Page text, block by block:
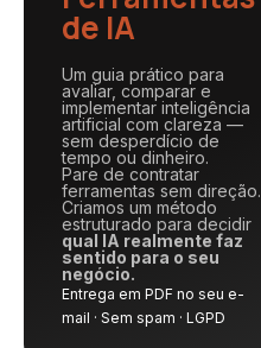
de IA
Um guia prático para
avaliar, comparar e
implementar inteligência
artificial com clareza —
sem desperdício de
tempo ou dinheiro.
Pare de contratar
ferramentas sem direção.
Criamos um método
estruturado para decidir
qual IA realmente faz
sentido para o seu
negócio.
Entrega em PDF no seu e-
mail · Sem spam · LGPD